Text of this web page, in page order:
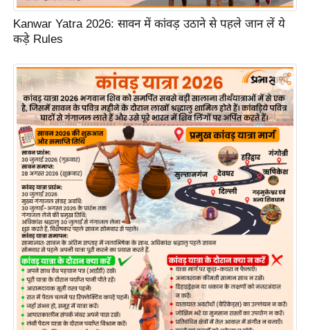
ली
वु
ड
फि
ल्म
स
मी
क्षा
B
e
a
k
n
g
N
e
Kanwar Yatra 2026: सावन में कांवड़ उठाने से पहले जान लें ये
कड़े Rules